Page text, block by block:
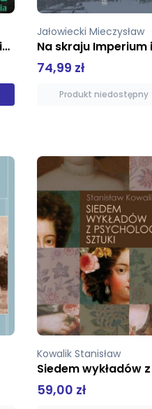
Na skraju Imperium i inne wspomnienia
Jałowiecki Mieczysław
74,99 zł
Produkt niedostępny
Kowalik Stanisław
59,00 zł